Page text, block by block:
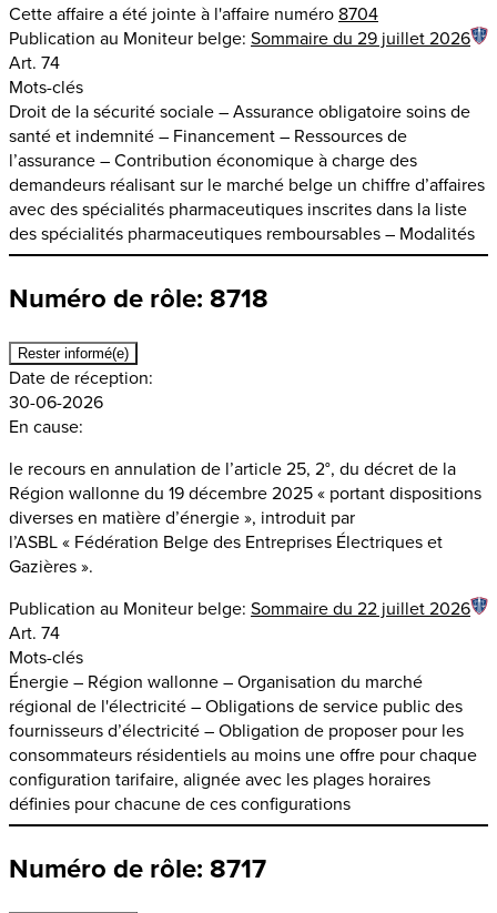
Cette affaire a été jointe à l'affaire numéro 8704
Publication au Moniteur belge: Sommaire du 29 juillet 2026
Art. 74
Mots-clés
Droit de la sécurité sociale – Assurance obligatoire soins de
santé et indemnité – Financement – Ressources de
l’assurance – Contribution économique à charge des
demandeurs réalisant sur le marché belge un chiffre d’affaires
avec des spécialités pharmaceutiques inscrites dans la liste
des spécialités pharmaceutiques remboursables – Modalités
Numéro de rôle: 8718
Rester informé(e)
Date de réception:
30-06-2026
En cause:
le recours en annulation de l’article 25, 2°, du décret de la
Région wallonne du 19 décembre 2025 « portant dispositions
diverses en matière d’énergie », introduit par
l’ASBL « Fédération Belge des Entreprises Électriques et
Gazières ».
Publication au Moniteur belge: Sommaire du 22 juillet 2026
Art. 74
Mots-clés
Énergie – Région wallonne – Organisation du marché
régional de l'électricité – Obligations de service public des
fournisseurs d’électricité – Obligation de proposer pour les
consommateurs résidentiels au moins une offre pour chaque
configuration tarifaire, alignée avec les plages horaires
définies pour chacune de ces configurations
Numéro de rôle: 8717